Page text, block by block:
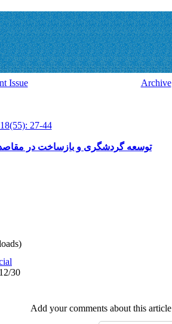
Issue Archive
27-44
توسعه گردشگری و بازساخت در
30
Add your comments about this article